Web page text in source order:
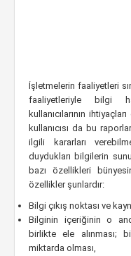
İşletmelerin faaliyetleri
faaliyetleriyle bilgi
kullanıcılarının
kullanıcısı da bu
ilgili kararları
duydukları bilgilerin
bazı özellikleri
özellikler şunlardır:
Bilgi çıkış noktası ve
Bilginin içeriğinin o
birlikte ele alınması;
miktarda olması,